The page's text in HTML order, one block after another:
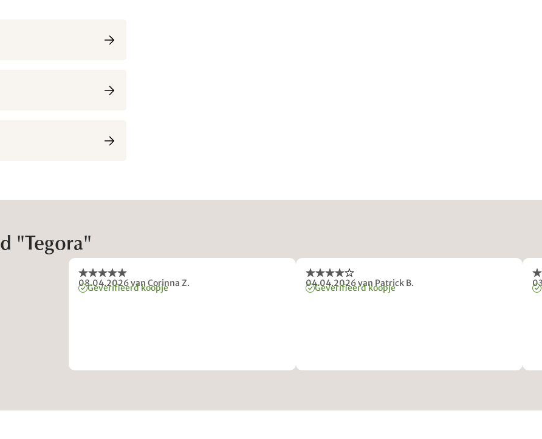
"Tegora"
08.04.2026van Corinna Z.
Geverifieerd koopje 04.04.2026van Patrick B.
Geverifieerd koopje